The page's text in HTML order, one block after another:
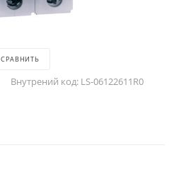
СРАВНИТЬ
Внутрений код: LS-06122611R0